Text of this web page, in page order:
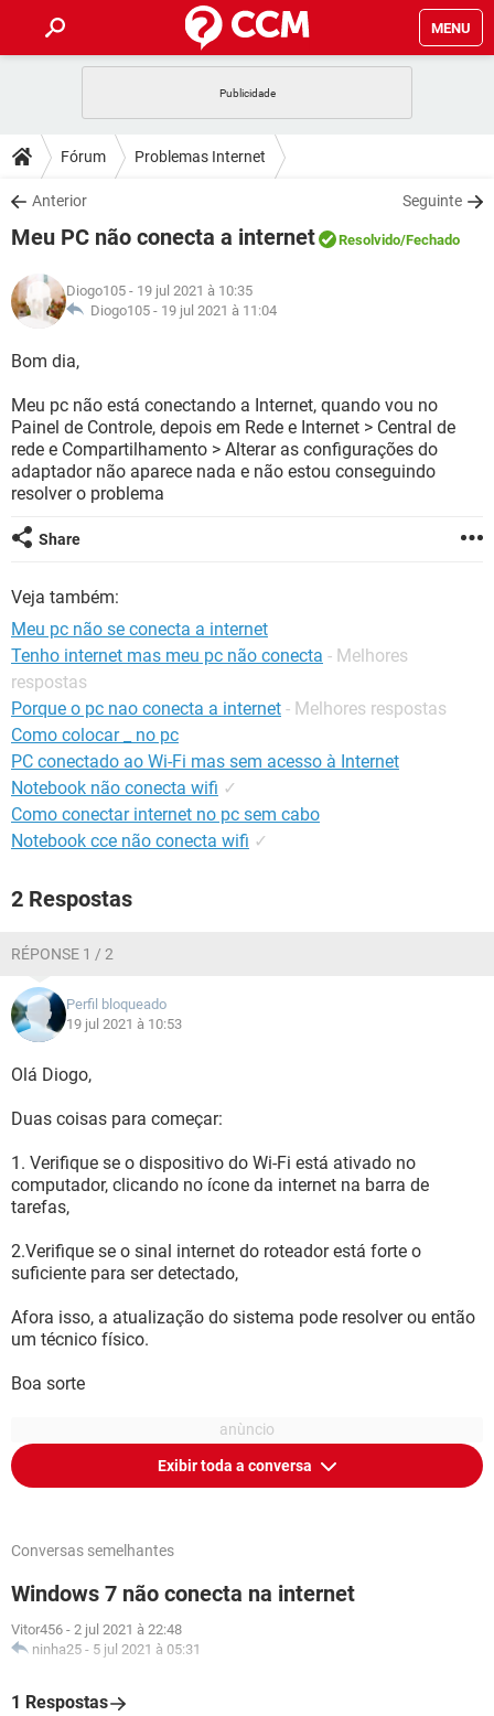
MENU
CELULAR FACEBOOK
OUTLOOK
INSTAGRAM GMAIL
GUIA DE COMPRAS
DICAS
JOGOS WHATSAPP
INSTAGRAM
DOWNLOADS
JOGOS WHATSAPP
CELULAR
OUTLOOK EXCEL
INSTAGRAM
JOGOS
OUTLOOK
INSTAGRAM GMAIL
GUIA DE COMPRAS
GLOSSÁRIO
JOGOS
OUTLOOK EXCEL
INSTAGRAM GMAIL
GUIA DE COMPRAS
Fórum Problemas Internet
Anterior Seguinte
Meu PC não conecta a internet Resolvido/Fechado
Diogo105 - 19 jul 2021 à 10:35
Diogo105 - 19 jul 2021 à 11:04
Bom dia,
Meu pc não está conectando a Internet, quando vou no
Painel de Controle, depois em Rede e Internet > Central de
rede e Compartilhamento > Alterar as configurações do
adaptador não aparece nada e não estou conseguindo
resolver o problema
Share
Veja também:
Meu pc não se conecta a internet
Tenho internet mas meu pc não conecta - Melhores
respostas
Porque o pc nao conecta a internet - Melhores respostas
Como colocar _ no pc
PC conectado ao Wi-Fi mas sem acesso à Internet
Notebook não conecta wifi ✓
Como conectar internet no pc sem cabo
Notebook cce não conecta wifi ✓
2 Respostas
RÉPONSE 1 / 2
Perfil bloqueado
19 jul 2021 à 10:53
Olá Diogo,
Duas coisas para começar:
1. Verifique se o dispositivo do Wi-Fi está ativado no
computador, clicando no ícone da internet na barra de
tarefas,
2.Verifique se o sinal internet do roteador está forte o
suficiente para ser detectado,
Afora isso, a atualização do sistema pode resolver ou então
um técnico físico.
Boa sorte
Exibir toda a conversa
Conversas semelhantes
Windows 7 não conecta na internet
Vitor456 - 2 jul 2021 à 22:48
ninha25 - 5 jul 2021 à 05:31
1 Respostas